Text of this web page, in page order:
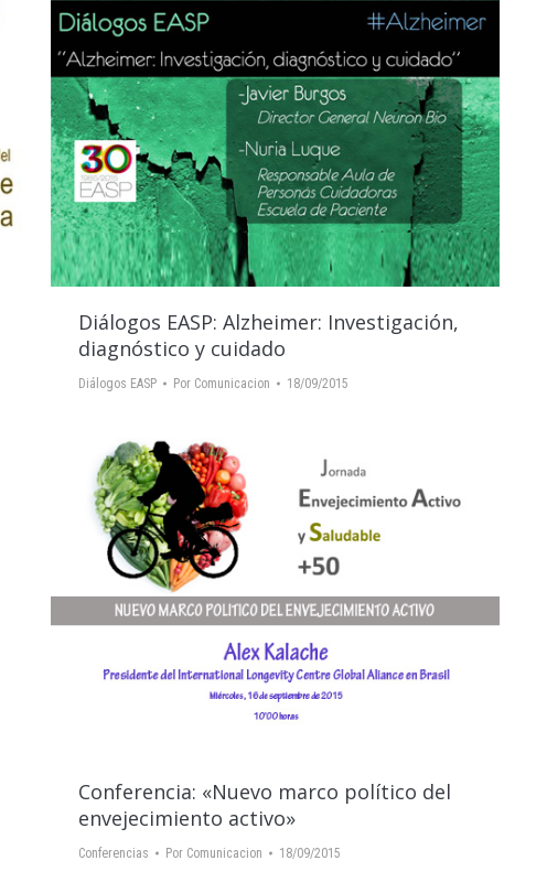
Diálogos EASP: Alzheimer: Investigación,
diagnóstico y cuidado
Diálogos EASP Por Comunicacion 18/09/2015
Conferencia: «Nuevo marco político del
envejecimiento activo»
Conferencias Por Comunicacion 18/09/2015